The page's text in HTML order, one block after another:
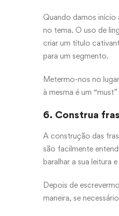
Quando damos início
no tema. O uso de
criar um título
para um segmento.
Metermo-nos no
à mesma é um
6. Construa
A construção das
são facilmente
baralhar a sua
Depois de
maneira, se